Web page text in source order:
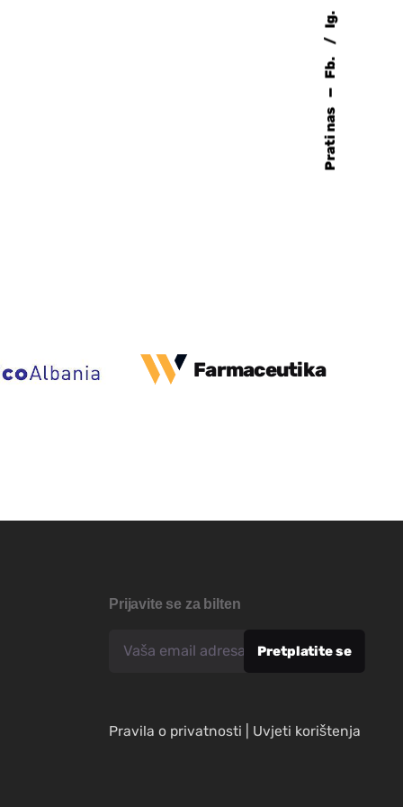
Prati nas
Fb.
Ig.
Farmaceutika
Prijavite se za bilten
Pravila o privatnosti Uvjeti korištenja